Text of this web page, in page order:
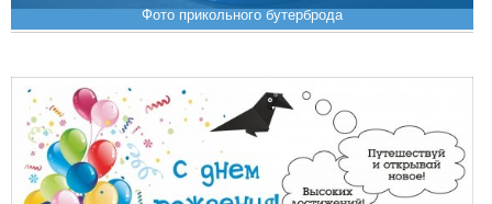
Фото прикольного бутерброда